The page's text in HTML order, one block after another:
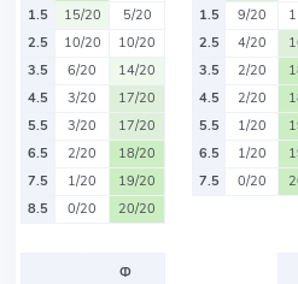
1.5
15/20
5/20
2.5
10/20
10/20
3.5
6/20
14/20
4.5
3/20
17/20
5.5
3/20
17/20
6.5
2/20
18/20
7.5
1/20
19/20
8.5
0/20 20/20
1.5
9/20
2.5
4/20
3.5
2/20
4.5
2/20
5.5
1/20
6.5
1/20
7.5
0/20
Ф